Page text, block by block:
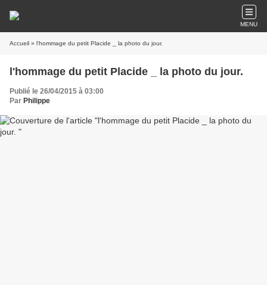
MENU
Accueil » l'hommage du petit Placide _ la photo du jour.
l'hommage du petit Placide _ la photo du jour.
Publié le 26/04/2015 à 03:00
Par Philippe